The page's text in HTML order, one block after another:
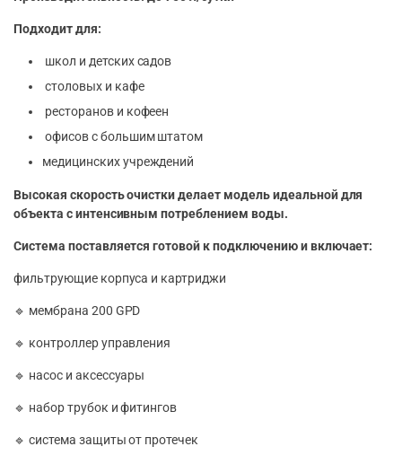
Подходит для:
школ и детских садов
столовых и кафе
ресторанов и кофеен
офисов с большим штатом
медицинских учреждений
Высокая скорость очистки делает модель идеальной для
объекта с интенсивным потреблением воды.
Система поставляется готовой к подключению и включает:
фильтрующие корпуса и картриджи
🔹 мембрана 200 GPD
🔹 контроллер управления
🔹 насос и аксессуары
🔹 набор трубок и фитингов
🔹 система защиты от протечек